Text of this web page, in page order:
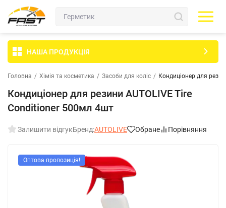
НАША ПРОДУКЦІЯ
Головна / Хімія та косметика / Засоби для коліс / Кондиціонер для
Кондиціонер для резини AUTOLIVE Tire
Conditioner 500мл 4шт
Залишити відгукБренд:AUTOLIVE Обране Порівняння
Оптова пропозиція!